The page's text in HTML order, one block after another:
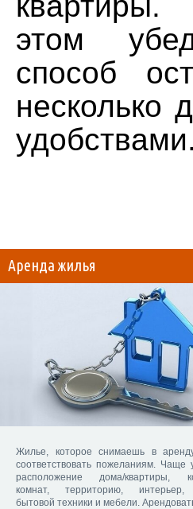
этом
способ
несколько
удобствами.
Аренда жилья
Жилье, которое снимаешь в
соответствовать пожеланиям. Чаще
расположение дома/квартиры,
комнат, территорию, интерьер,
бытовой техники и мебели.